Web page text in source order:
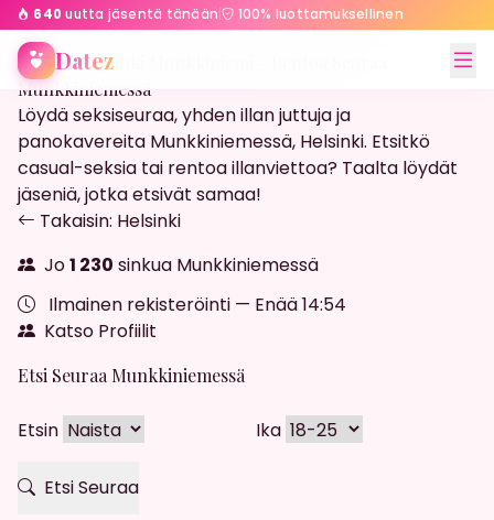
640 uutta jäsentä tänään | 100% luottamuksellinen
Datez
EtusivuHelsinkiMunkkiniemi
Streffit Helsinki Munkkiniemi - Rentoa Seuraa
Munkkiniemessä
Löydä seksiseuraa, yhden illan juttuja ja
panokavereita Munkkiniemessä, Helsinki. Etsitkö
casual-seksia tai rentoa illanviettoa? Taalta löydät
jäseniä, jotka etsivät samaa!
Takaisin: Helsinki
Jo1 230 sinkua Munkkiniemessä
Ilmainen rekisteröinti — Enää14:52
Katso Profiilit
Etsi Seuraa Munkkiniemessä
Etsin Ika
Etsi Seuraa